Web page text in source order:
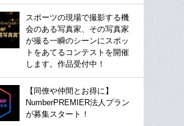
スポーツの現場で撮影する機
会のある写真家、その写真家
が撮る一瞬のシーンにスポッ
トをあてるコンテストを開催
します。作品受付中！
【同僚や仲間とお得に】
NumberPREMIER法人プラン
が募集スタート！